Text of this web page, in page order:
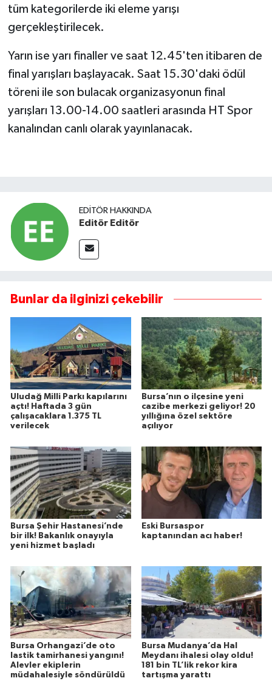
tüm kategorilerde iki eleme yarışı
gerçekleştirilecek.
Yarın ise yarı finaller ve saat 12.45'ten itibaren de
final yarışları başlayacak. Saat 15.30'daki ödül
töreni ile son bulacak organizasyonun final
yarışları 13.00-14.00 saatleri arasında HT Spor
kanalından canlı olarak yayınlanacak.
EDITÖR HAKKINDA
Editör Editör
Bunlar da ilginizi çekebilir
Uludağ Milli Parkı kapılarını
açtı! Haftada 3 gün
çalışacaklara 1.375 TL
verilecek
Bursa’nın o ilçesine yeni
cazibe merkezi geliyor! 20
yıllığına özel sektöre
açılıyor
Bursa Şehir Hastanesi’nde
bir ilk! Bakanlık onayıyla
yeni hizmet başladı
Eski Bursaspor
kaptanından acı haber!
Bursa Orhangazi’de oto
lastik tamirhanesi yangını!
Alevler ekiplerin
müdahalesiyle söndürüldü
Bursa Mudanya’da Hal
Meydanı ihalesi olay oldu!
181 bin TL’lik rekor kira
tartışma yarattı